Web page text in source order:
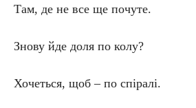
Там, де не все ще почуте.
Знову йде доля по колу?
Хочеться, щоб – по спіралі.